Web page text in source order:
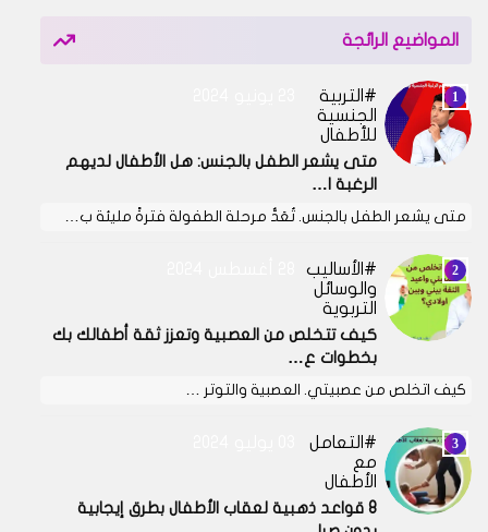
المواضيع الرائجة
التربية
الجنسية
للأطفال
متى يشعر الطفل بالجنس: هل الأطفال لديهم
الرغبة ا…
متى يشعر الطفل بالجنس. تُعَدُّ مرحلة الطفولة فترةً مليئة ب…
الأساليب
والوسائل
التربوية
كيف تتخلص من العصبية وتعزز ثقة أطفالك بك
بخطوات ع…
كيف اتخلص من عصبيتي. العصبية والتوتر …
التعامل
مع
الأطفال
8 قواعد ذهبية لعقاب الأطفال بطرق إيجابية